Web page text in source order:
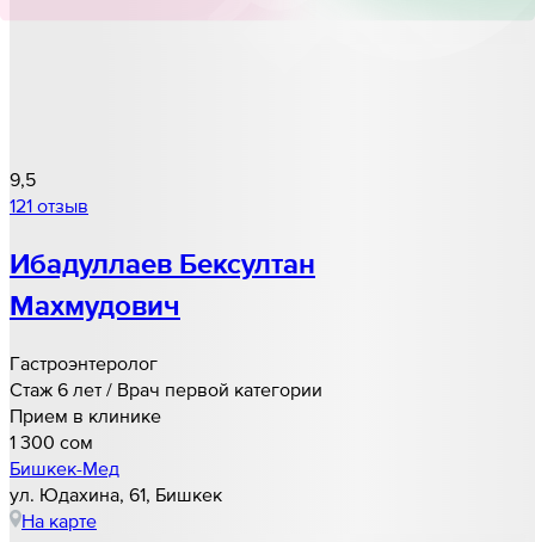
9,5
121 отзыв
Ибадуллаев Бексултан
Махмудович
Гастроэнтеролог
Стаж 6 лет / Врач первой категории
Прием в клинике
1 300 cом
Бишкек-Мед
ул. Юдахина, 61, Бишкек
На карте